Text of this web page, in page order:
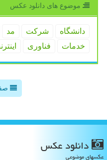
موضوع های دانلود عكس
دانشگاه شركت مد
خدمات
فناوری
دانلود عكس
عکسهای موضوعی